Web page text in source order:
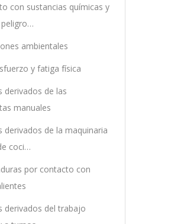
con sustancias químicas y
ambientales
y fatiga física
derivados de las
manuales
derivados de la maquinaria
coci…
por contacto con
derivados del trabajo